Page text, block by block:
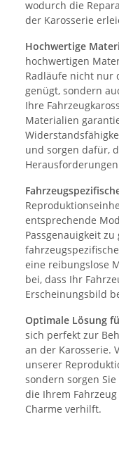
wodurch die
der Karosserie
Hochwertige
hochwertigen
Radläufe nicht nur
genügt, sondern
Ihre
Materialien
und sorgen dafür,
entsprechende
Passgenauigkeit
eine reibungslose
bei, dass Ihr
Erscheinungsbild
Optimale Lösung
sich perfekt zur
an der Karosserie.
unserer
sondern sorgen
die Ihrem
Charme verhilft.